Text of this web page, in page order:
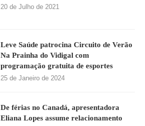
20 de Julho de 2021
Leve Saúde patrocina Circuito de Verão
Na Prainha do Vidigal com
programação gratuita de esportes
25 de Janeiro de 2024
De férias no Canadá, apresentadora
Eliana Lopes assume relacionamento